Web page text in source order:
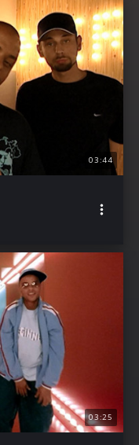
03:44
03:25